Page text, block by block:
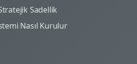
Sadellik
Nasıl Kurulur